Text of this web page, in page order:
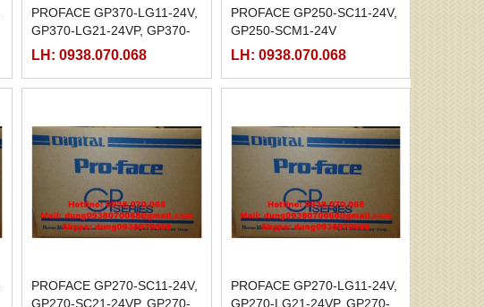
PROFACE GP370-LG11-24V,
GP370-LG21-24VP, GP370-
LG31-24VP, GP370-LG41-
LH: 0938.070.068
PROFACE GP250-SC11-24V,
GP250-SCM1-24V
LH: 0938.070.068
PROFACE GP270-SC11-24V,
GP270-SC21-24VP, GP270-
PROFACE GP270-LG11-24V,
GP270-LG21-24VP, GP270-